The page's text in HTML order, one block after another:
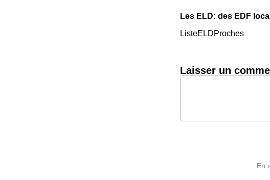
Les ELD: des EDF
ListeELDProches
Laisser un
En